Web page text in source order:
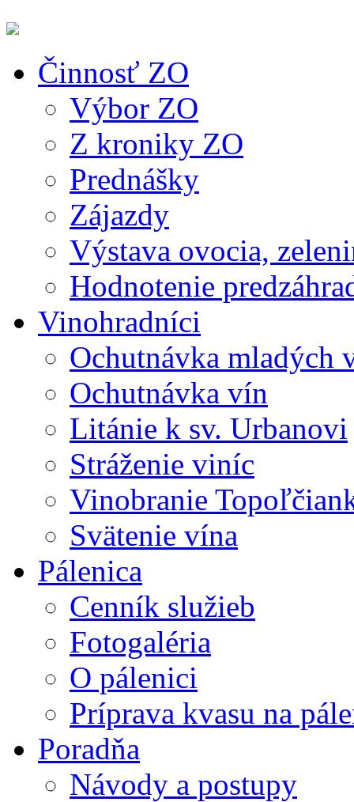
Činnosť ZO
Výbor ZO
Z kroniky ZO
Prednášky
Zájazdy
Výstava ovocia,
Hodnotenie
Vinohradníci
Ochutnávka mladých
Ochutnávka vín
Litánie k sv. Urbanovi
Stráženie viníc
Vinobranie
Svätenie vína
Pálenica
Cenník služieb
Fotogaléria
O pálenici
Príprava kvasu na
Poradňa
Návody a postupy